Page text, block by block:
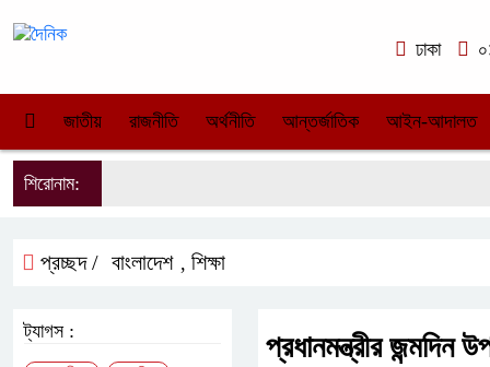
ঢাকা
জাতীয় রাজনীতি অর্থনীতি আন্তর্জাতিক আইন-আদালত
শিরোনাম:
প্রচ্ছদ / বাংলাদেশ , শিক্ষা
প্রধানমন্ত্রীর জন্মদিন
ট্যাগস :